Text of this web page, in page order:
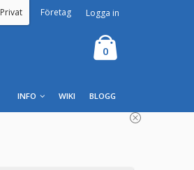
Privat Företag Logga in
0
BLOGG
WIKI
INFO